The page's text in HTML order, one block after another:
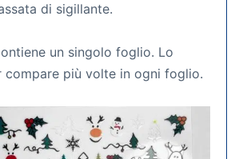
di sigillante.
un singolo foglio. Lo
compare più volte in ogni foglio.